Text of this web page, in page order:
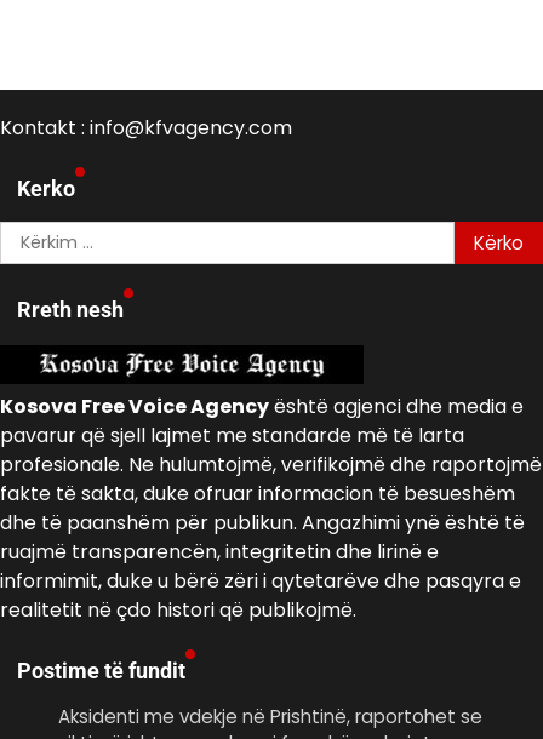
Kontakt : info@kfvagency.com
Kerko
Kërko
për:
Rreth nesh
Kosova Free Voice Agencyështë agjenci dhe media e
pavarur që sjell lajmet me standarde më të larta
profesionale. Ne hulumtojmë, verifikojmë dhe raportojmë
fakte të sakta, duke ofruar informacion të besueshëm
dhe të paanshëm për publikun. Angazhimi ynë është të
ruajmë transparencën, integritetin dhe lirinë e
informimit, duke u bërë zëri i qytetarëve dhe pasqyra e
realitetit në çdo histori që publikojmë.
Postime të fundit
Aksidenti me vdekje në Prishtinë, raportohet se